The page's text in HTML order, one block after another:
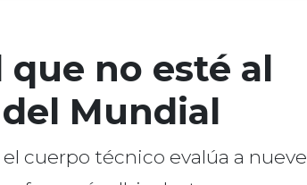
no esté al
Mundial
cuerpo técnico evalúa a nueve